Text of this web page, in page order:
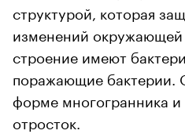
структурой, которая
изменений
строение имеют
поражающие бактерии.
форме многогранника
отросток.